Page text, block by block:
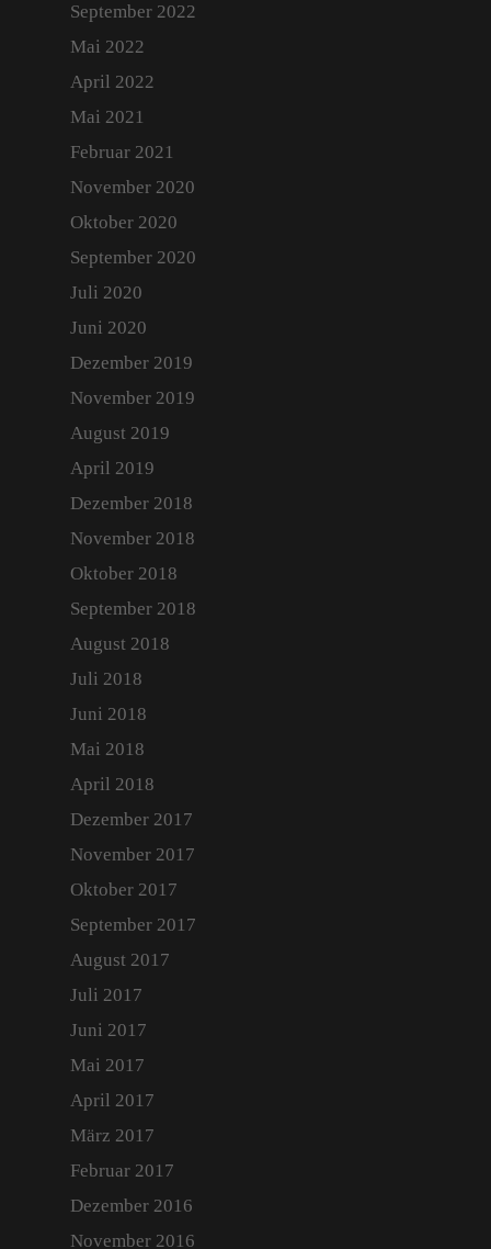
September 2022
Mai 2022
April 2022
Mai 2021
Februar 2021
November 2020
Oktober 2020
September 2020
Juli 2020
Juni 2020
Dezember 2019
November 2019
August 2019
April 2019
Dezember 2018
November 2018
Oktober 2018
September 2018
August 2018
Juli 2018
Juni 2018
Mai 2018
April 2018
Dezember 2017
November 2017
Oktober 2017
September 2017
August 2017
Juli 2017
Juni 2017
Mai 2017
April 2017
März 2017
Februar 2017
Dezember 2016
November 2016